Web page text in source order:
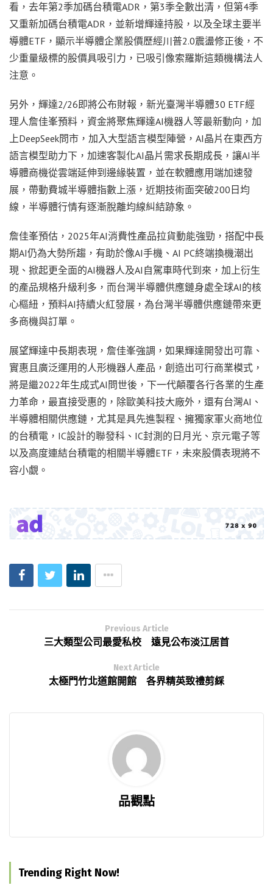
看，去年第2季加碼台積電ADR，第3季全數出清，但第4季
又重新加碼台積電ADR，並新增輝達持股，以及全球主要半
導體ETF，顯示半導體企業股價歷經川普2.0震盪修正後，不
少重量級標的股價具吸引力，已吸引像索羅斯這類機構法人
注意。
另外，輝達2/26即將公布財報，新光臺灣半導體30 ETF經
理人詹佳峯預料，資金將聚焦輝達AI機器人等最新動向，加
上DeepSeek問市，加入大型語言模型陣營，AI晶片在東西方
語言模型助力下，加速客製化AI晶片需求長期成長，讓AI半
導體商機從雲端延伸到邊緣裝置，並在軟體應用端加速發
展，帶動費城半導體指數上漲，近期技術面突破200日均
線，半導體行情有逐漸脫離均線糾結跡象。
詹佳峯預估，2025年AI消費性產品拉貨動能強勁，搭配中長
期AI仍為大勢所趨，有助於像AI手機、AI PC終端換機潮出
現、掀起更全面的AI機器人及AI自駕車時代到來，加上衍生
的產品規格升級利多，而台灣半導體供應鏈身處全球AI的核
心樞紐，預料AI持續火紅發展，為台灣半導體供應鏈帶來更
多商機與訂單。
展望輝達中長期表現，詹佳峯強調，如果輝達開發出可靠、
實惠且廣泛運用的人形機器人產品，創造出可行商業模式，
將是繼2022年生成式AI問世後，下一代顛覆各行各業的生產
力革命，最直接受惠的，除歐美科技大廠外，還有台灣AI、
半導體相關供應鏈，尤其是具先進製程、擁獨家軍火商地位
的台積電，IC設計的聯發科、IC封測的日月光、京元電子等
以及高度連結台積電的相關半導體ETF，未來股價表現將不
容小覷。
Previous Article
三大類型公司最愛私校 遠見公布淡江居首
Next Article
太極門竹北道館開館 各界精英致禮剪綵
品觀點
Trending Right Now!